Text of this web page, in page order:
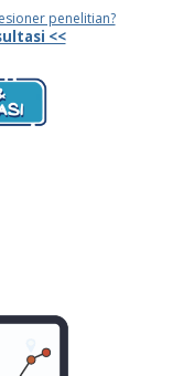
penelitian?
<<